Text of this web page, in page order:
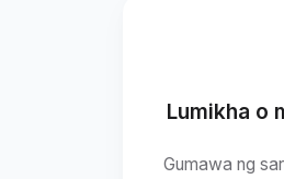
Lumikha o
Gumawa ng